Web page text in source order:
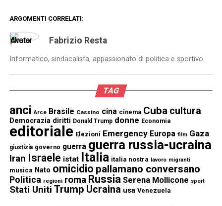
ARGOMENTI CORRELATI:
Fabrizio Resta
Informatico, sindacalista, appassionato di politica e sportivo
TAG
anci Arce Brasile Cassino cina cinema Cuba cultura
Democrazia diritti Donald Trump donne Economia
editoriale Elezioni Emergency Europa film Gaza
giustizia governo guerra guerra russia-ucraina
Iran Israele istat Italia italia nostra lavoro migranti
musica Nato omicidio pallamano conversano
Politica regioni roma Russia Serena Mollicone sport
Stati Uniti Trump Ucraina usa Venezuela